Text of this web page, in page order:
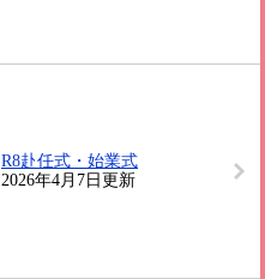
R8赴任式・始業式
2026年4月7日更新